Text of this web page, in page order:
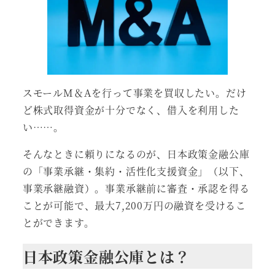
スモールM＆Aを行って事業を買収したい。だけ
ど株式取得資金が十分でなく、借入を利用した
い……。
そんなときに頼りになるのが、日本政策金融公庫
の「事業承継・集約・活性化支援資金」（以下、
事業承継融資）。事業承継前に審査・承認を得る
ことが可能で、最大7,200万円の融資を受けるこ
とができます。
日本政策金融公庫とは？